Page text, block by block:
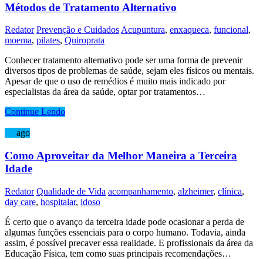
Métodos de Tratamento Alternativo
Redator Prevenção e Cuidados Acupuntura, enxaqueca, funcional,
moema, pilates, Quiroprata
Conhecer tratamento alternativo pode ser uma forma de prevenir
diversos tipos de problemas de saúde, sejam eles físicos ou mentais.
Apesar de que o uso de remédios é muito mais indicado por
especialistas da área da saúde, optar por tratamentos…
Continue Lendo
ago
Como Aproveitar da Melhor Maneira a Terceira
Idade
Redator Qualidade de Vida acompanhamento, alzheimer, clínica,
day care, hospitalar, idoso
É certo que o avanço da terceira idade pode ocasionar a perda de
algumas funções essenciais para o corpo humano. Todavia, ainda
assim, é possível precaver essa realidade. E profissionais da área da
Educação Física, tem como suas principais recomendações…